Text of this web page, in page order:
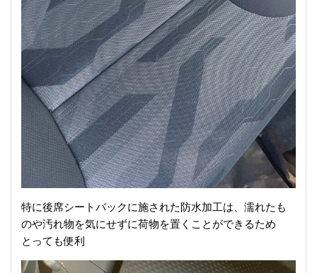
特に後席シートバックに施された防水加工は、濡れたも
のや汚れ物を気にせずに荷物を置くことができるため
とっても便利